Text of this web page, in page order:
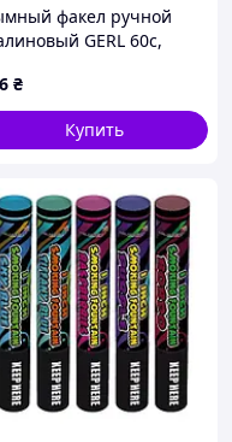
факел ручной
GERL 60с,
₴
Купить